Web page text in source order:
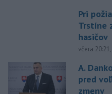
Pri
Trstíne
hasičov
včera 20:21,
A.
pred
zmeny